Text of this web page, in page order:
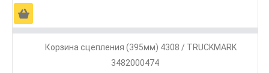
Ä
Корзина сцепления (395мм) 4308 / TRUCKMARK
3482000474